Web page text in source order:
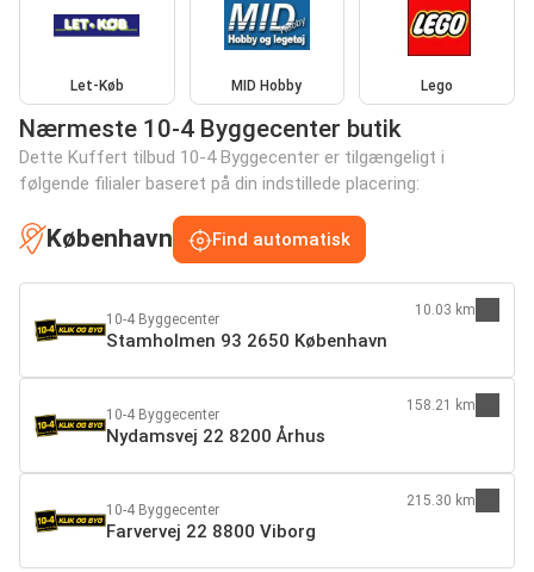
Let-Køb MID Hobby Lego
Nærmeste 10-4 Byggecenter butik
Dette Kuffert tilbud 10-4 Byggecenter er tilgængeligt i
følgende filialer baseret på din indstillede placering:
København Find automatisk
10-4 Byggecenter
Stamholmen 93 2650 København
10.03 km
10-4 Byggecenter
Nydamsvej 22 8200 Århus
158.21 km
10-4 Byggecenter
Farvervej 22 8800 Viborg
215.30 km